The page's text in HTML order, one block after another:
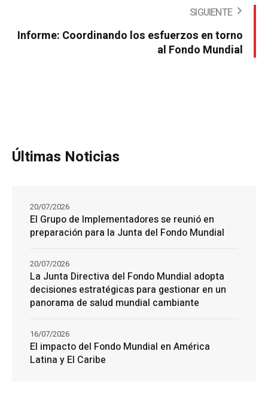
SIGUIENTE
Informe: Coordinando los esfuerzos en torno
al Fondo Mundial
Últimas Noticias
El Grupo de Implementadores se reunió en
preparación para la Junta del Fondo Mundial
20/07/2026
La Junta Directiva del Fondo Mundial adopta
decisiones estratégicas para gestionar en un
panorama de salud mundial cambiante
20/07/2026
El impacto del Fondo Mundial en América
Latina y El Caribe
16/07/2026